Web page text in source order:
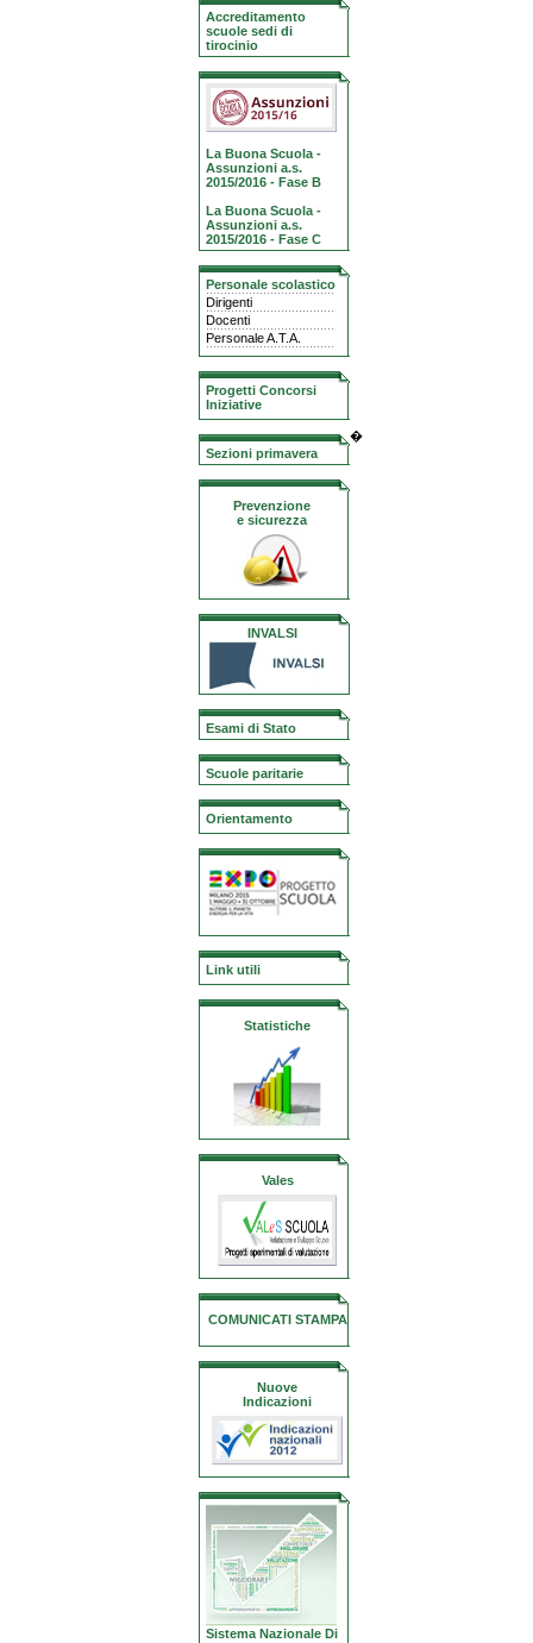
Accreditamento
scuole sedi di
tirocinio
La Buona Scuola -
Assunzioni a.s.
2015/2016 - Fase B
La Buona Scuola -
Assunzioni a.s.
2015/2016 - Fase C
Personale scolastico
Dirigenti
Docenti
Personale A.T.A.
Progetti Concorsi
Iniziative
Sezioni primavera
Prevenzione
e sicurezza
INVALSI
Esami di Stato
Scuole paritarie
Orientamento
Link utili
Statistiche
Vales
COMUNICATI STAMPA
Nuove
Indicazioni
Sistema Nazionale Di
�